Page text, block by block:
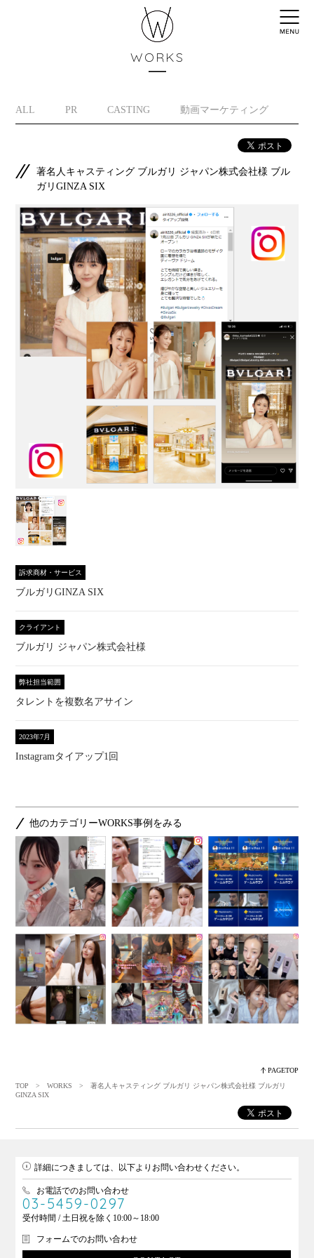
WORKS
ALL PR CASTING 動画マーケティング
著名人キャスティング ブルガリ ジャパン株式会社様 ブル
ガリGINZA SIX
訴求商材・サービス
ブルガリGINZA SIX
クライアント
ブルガリ ジャパン株式会社様
弊社担当範囲
タレントを複数名アサイン
2023年7月
Instagramタイアップ1回
他のカテゴリーWORKS事例をみる
PAGETOP
TOP
>WORKS
> 著名人キャスティング ブルガリ ジャパン株式会社様 ブルガリ
GINZA SIX
詳細につきましては、以下よりお問い合わせください。
お電話でのお問い合わせ
03-5459-0297
受付時間 / 土日祝を除く10:00～18:00
フォームでのお問い合わせ